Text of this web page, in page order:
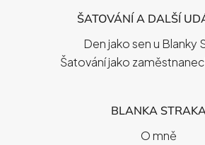
ŠATOVÁNÍ A DALŠÍ
Den jako sen u Blanky
Šatování jako
BLANKA STRAKA
O mně